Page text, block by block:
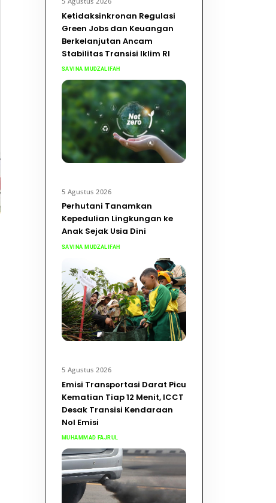
Ketidaksinkronan Regulasi
Green Jobs dan Keuangan
Berkelanjutan Ancam
Stabilitas Transisi Iklim RI
SAVINA MUDZALIFAH
5 Agustus 2026
Perhutani Tanamkan
Kepedulian Lingkungan ke
Anak Sejak Usia Dini
SAVINA MUDZALIFAH
5 Agustus 2026
Emisi Transportasi Darat Picu
Kematian Tiap 12 Menit, ICCT
Desak Transisi Kendaraan
Nol Emisi
MUHAMMAD FAJRUL